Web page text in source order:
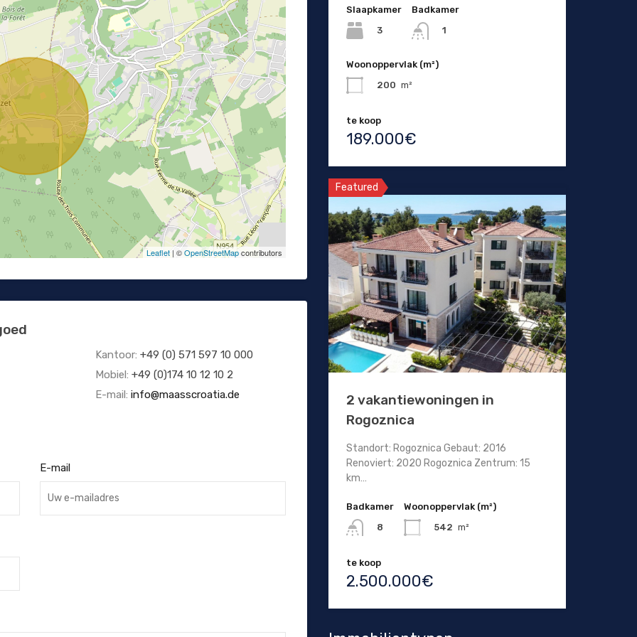
Leaflet| ©OpenStreetMapcontributors
Kantoor: +49 (0) 571 597 10 000
Mobiel: +49 (0)174 10 12 10 2
E-mail: info@maasscroatia.de
E-mail
Slaapkamer
3
Badkamer
1
Woonoppervlak (m²)
200 m²
te koop
189.000€
Featured
2 vakantiewoningen in
Rogoznica
Standort: Rogoznica Gebaut: 2016
Renoviert: 2020 Rogoznica Zentrum: 15
km…
Badkamer
8
Woonoppervlak (m²)
542 m²
te koop
2.500.000€